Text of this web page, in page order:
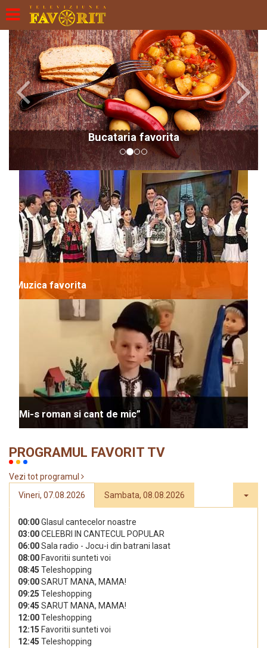
Bucataria favorita
Previous Next
Muzica favorita
“Mi-s roman si cant de mic”
PROGRAMUL FAVORIT TV
Vezi tot programul
Vineri, 07.08.2026
Sambata, 08.08.2026
00:00Glasul cantecelor noastre
03:00CELEBRI IN CANTECUL POPULAR
06:00Sala radio - Jocu-i din batrani lasat
08:00 Favoritii sunteti voi
08:45 Teleshopping
09:00SARUT MANA, MAMA!
09:25 Teleshopping
09:45 SARUT MANA, MAMA!
12:00Teleshopping
12:15 Favoritii sunteti voi
12:45 Teleshopping